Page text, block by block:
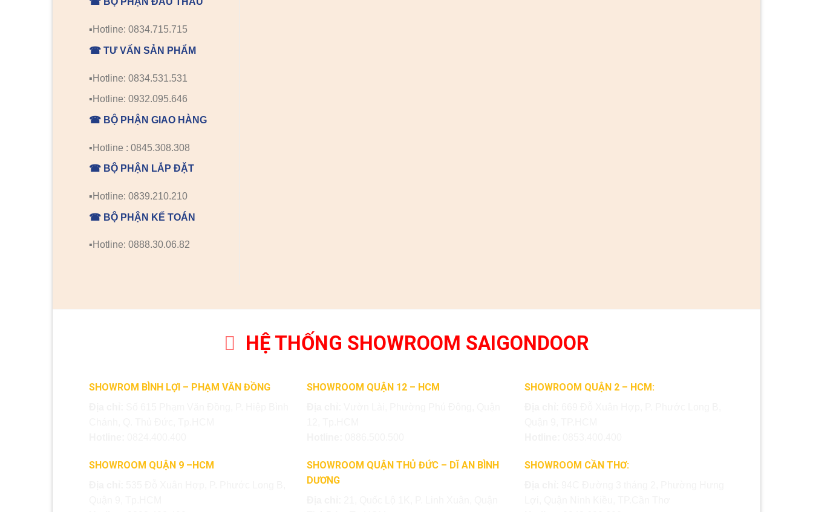
▪️Hotline: 0834.715.715
☎ TƯ VẤN SẢN PHẨM
▪️Hotline: 0834.531.531
▪️Hotline: 0932.095.646
☎ BỘ PHẬN GIAO HÀNG
▪️Hotline : 0845.308.308
☎ BỘ PHẬN LẮP ĐẶT
▪️Hotline: 0839.210.210
☎ BỘ PHẬN KẾ TOÁN
▪️Hotline: 0888.30.06.82
HỆ THỐNG SHOWROOM SAIGONDOOR
SHOWROM BÌNH LỢI – PHẠM VĂN ĐỒNG
SHOWROOM QUẬN 9 –HCM
SHOWROOM QUẬN 12 – HCM
SHOWROOM QUẬN THỦ ĐỨC – DĨ AN BÌNH
DƯƠNG
SHOWROOM QUẬN 2 – HCM:
SHOWROOM CẦN THƠ: